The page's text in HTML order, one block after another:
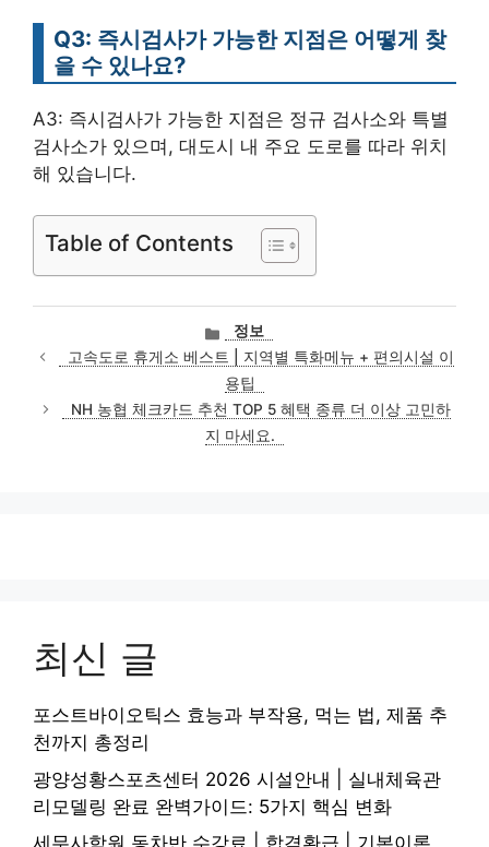
Q3: 즉시검사가 가능한 지점은 어떻게 찾
을 수 있나요?
A3: 즉시검사가 가능한 지점은 정규 검사소와 특별
검사소가 있으며, 대도시 내 주요 도로를 따라 위치
해 있습니다.
Table of Contents
카
테
고
리
정보
고속도로 휴게소 베스트 | 지역별 특화메뉴 + 편의시설 이
용팁
NH 농협 체크카드 추천 TOP 5 혜택 종류 더 이상 고민하
지 마세요.
최신 글
포스트바이오틱스 효능과 부작용, 먹는 법, 제품 추
천까지 총정리
광양성황스포츠센터 2026 시설안내 | 실내체육관
리모델링 완료 완벽가이드: 5가지 핵심 변화